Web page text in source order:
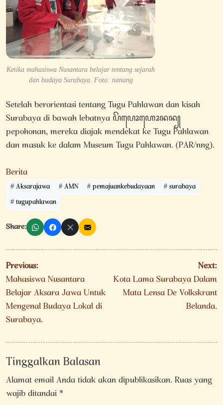
Ketika mahasiswa Nusantara belajar tentang sejarah
dan budaya Surabaya. Foto: nanang
Setelah berorientasi tentang Tugu Pahlawan dan kisah
Surabaya di bawah lebatnya ꦥꦼꦥꦺꦴꦲꦺꦴꦤꦤ꧀
pepohonan, mereka diajak mendekat ke Tugu Pahlawan
dan masuk ke dalam Museum Tugu Pahlawan. (PAR/nng).
Berita
Aksarajawa AMN pemajuankebudayaan
surabaya
tugupahlawan
Share:
Navigasi
pos
Previous:
Mahasiswa Nusantara
Belajar Aksara Jawa Untuk
Mengenal Budaya Lokal di
Surabaya.
Next:
Kota Lama Surabaya Dalam
Mata Lensa De Volkskrant
Belanda.
Tinggalkan Balasan
Alamat email Anda tidak akan dipublikasikan.Ruas yang
wajib ditandai*